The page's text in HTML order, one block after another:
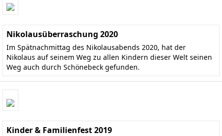
Nikolausüberraschung 2020
Im Spätnachmittag des Nikolausabends 2020, hat der
Nikolaus auf seinem Weg zu allen Kindern dieser Welt seinen
Weg auch durch Schönebeck gefunden.
Kinder & Familienfest 2019